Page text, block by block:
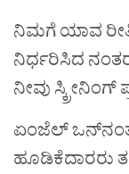
ನಿಮಗೆ ಯಾವ
ನಿರ್ಧರಿಸಿದ ನಂತರ
ನೀವು
ಏಂಜೆಲ್
ಹೂಡಿಕೆದಾರರು